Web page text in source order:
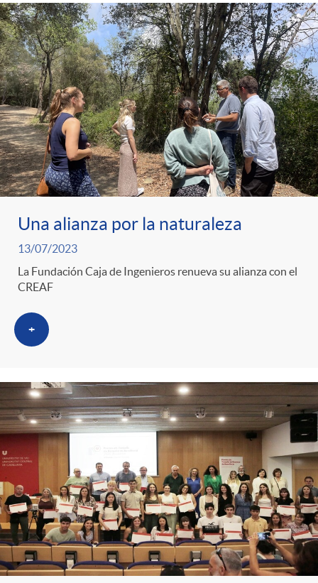
Una alianza por la naturaleza
13/07/2023
La Fundación Caja de Ingenieros renueva su alianza con el
CREAF
+